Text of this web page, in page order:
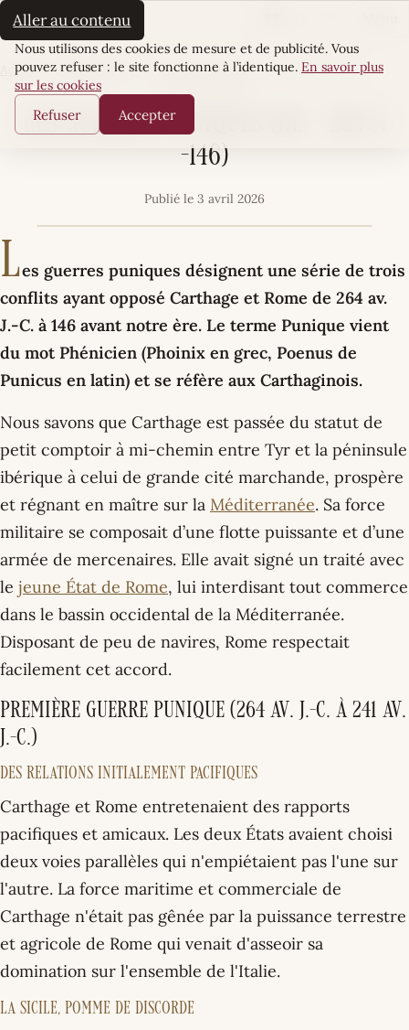
Aller au contenu
La Sultane
Accueil·SocioScènes·Les guerres puniques (De : -264 à -146)
Les guerres puniques (De : -264 à
-146)
Publié le 3 avril 2026
Les guerres puniques désignent une série de trois
conflits ayant opposé Carthage et Rome de 264 av.
J.-C. à 146 avant notre ère. Le terme Punique vient
du mot Phénicien (Phoinix en grec, Poenus de
Punicus en latin) et se réfère aux Carthaginois.
Nous savons que Carthage est passée du statut de
petit comptoir à mi-chemin entre Tyr et la péninsule
ibérique à celui de grande cité marchande, prospère
et régnant en maître sur la Méditerranée. Sa force
militaire se composait d’une flotte puissante et d’une
armée de mercenaires. Elle avait signé un traité avec
le jeune État de Rome, lui interdisant tout commerce
dans le bassin occidental de la Méditerranée.
Disposant de peu de navires, Rome respectait
facilement cet accord.
Première guerre punique (264 av. J.-C. à 241 av.
J.-C.)
Des relations initialement pacifiques
Carthage et Rome entretenaient des rapports
pacifiques et amicaux. Les deux États avaient choisi
deux voies parallèles qui n'empiétaient pas l'une sur
l'autre. La force maritime et commerciale de
Carthage n'était pas gênée par la puissance terrestre
et agricole de Rome qui venait d'asseoir sa
domination sur l'ensemble de l'Italie.
La Sicile, pomme de discorde
Cookies
Nous utilisons des cookies de mesure et de publicité. Vous
pouvez refuser : le site fonctionne à l’identique. En savoir plus
sur les cookies
Refuser Accepter